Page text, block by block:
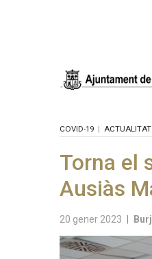
COVID-19 ACTUALITAT
Torna el
Ausiàs
20 gener 2023